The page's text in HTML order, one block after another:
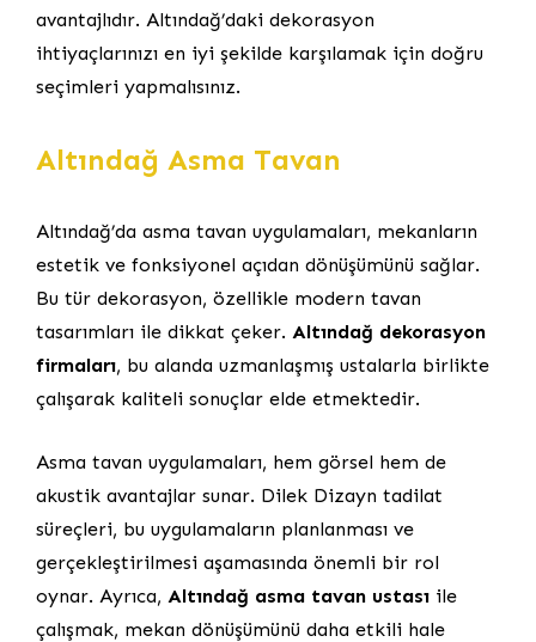
avantajlıdır. Altındağ’daki dekorasyon
ihtiyaçlarınızı en iyi şekilde karşılamak için doğru
seçimleri yapmalısınız.
Altındağ Asma Tavan
Altındağ’da asma tavan uygulamaları, mekanların
estetik ve fonksiyonel açıdan dönüşümünü sağlar.
Bu tür dekorasyon, özellikle modern tavan
tasarımları ile dikkat çeker. Altındağ dekorasyon
firmaları, bu alanda uzmanlaşmış ustalarla birlikte
çalışarak kaliteli sonuçlar elde etmektedir.
Asma tavan uygulamaları, hem görsel hem de
akustik avantajlar sunar. Dilek Dizayn tadilat
süreçleri, bu uygulamaların planlanması ve
gerçekleştirilmesi aşamasında önemli bir rol
oynar. Ayrıca, Altındağ asma tavan ustası ile
çalışmak, mekan dönüşümünü daha etkili hale